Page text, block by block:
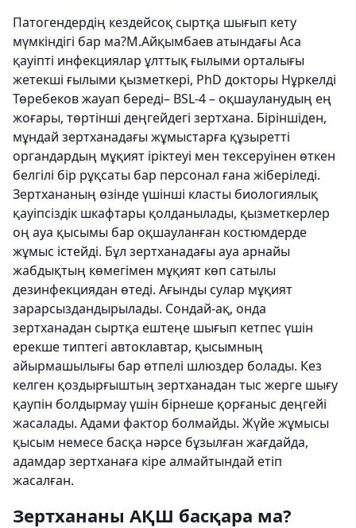
Патогендердің кездейсоқ сыртқа шығып кету
мүмкіндігі бар ма?М.Айқымбаев атындағы Аса
қауіпті инфекциялар ұлттық ғылыми орталығы
жетекші ғылыми қызметкері, PhD докторы Нұркелді
Төребеков жауап береді– BSL-4 – оқшауланудың ең
жоғары, төртінші деңгейдегі зертхана. Біріншіден,
мұндай зертханадағы жұмыстарға құзыретті
органдардың мұқият іріктеуі мен тексеруінен өткен
белгілі бір рұқсаты бар персонал ғана жіберіледі.
Зертхананың өзінде үшінші класты биологиялық
қауіпсіздік шкафтары қолданылады, қызметкерлер
оң ауа қысымы бар оқшауланған костюмдерде
жұмыс істейді. Бұл зертханадағы ауа арнайы
жабдықтың көмегімен мұқият көп сатылы
дезинфекциядан өтеді. Ағынды сулар мұқият
зарарсыздандырылады. Сондай-ақ, онда
зертханадан сыртқа ештеңе шығып кетпес үшін
ерекше типтегі автоклавтар, қысымның
айырмашылығы бар өтпелі шлюздер болады. Кез
келген қоздырғыштың зертханадан тыс жерге шығу
қаупін болдырмау үшін бірнеше қорғаныс деңгейі
жасалады. Адами фактор болмайды. Жүйе жұмысы
қысым немесе басқа нәрсе бұзылған жағдайда,
адамдар зертханаға кіре алмайтындай етіп
жасалған.
Зертхананы АҚШ басқара ма?